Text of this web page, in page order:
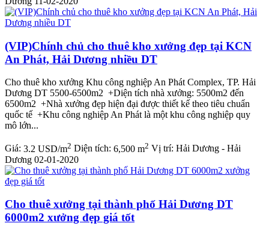
(VIP)Chính chủ cho thuê kho xưởng đẹp tại KCN
An Phát, Hải Dương nhiều DT
Cho thuê kho xưởng Khu công nghiệp An Phát Complex, TP. Hải
Dương DT 5500-6500m2 +Diện tích nhà xưởng: 5500m2 đến
6500m2 +Nhà xưởng đẹp hiện đại được thiết kế theo tiêu chuẩn
quốc tế +Khu công nghiệp An Phát là một khu công nghiệp quy
mô lớn...
Giá: 3.2 USD/m2 Diện tích: 6,500 m2 Vị trí: Hải Dương - Hải
Dương 02-01-2020
Cho thuê xưởng tại thành phố Hải Dương DT
6000m2 xưởng đẹp giá tốt